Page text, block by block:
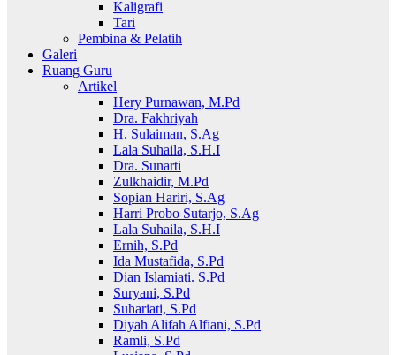
Kaligrafi
Tari
Pembina & Pelatih
Galeri
Ruang Guru
Artikel
Hery Purnawan, M.Pd
Dra. Fakhriyah
H. Sulaiman, S.Ag
Lala Suhaila, S.H.I
Dra. Sunarti
Zulkhaidir, M.Pd
Sopian Hariri, S.Ag
Harri Probo Sutarjo, S.Ag
Lala Suhaila, S.H.I
Ernih, S.Pd
Ida Mustafida, S.Pd
Dian Islamiati. S.Pd
Suryani, S.Pd
Suhariati, S.Pd
Diyah Alifah Alfiani, S.Pd
Ramli, S.Pd